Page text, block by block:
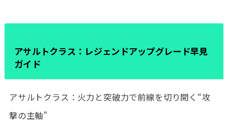
アサルトクラス：レジェンドアップグレード早見
ガイド
アサルトクラス：火力と突破力で前線を切り開く“攻
撃の主軸”